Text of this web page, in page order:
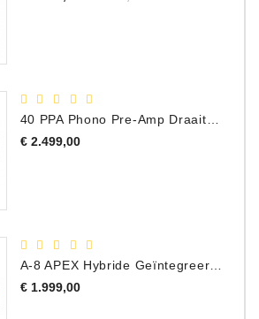
€ 2.499,00Prijs
€ 1.999,00Prijs